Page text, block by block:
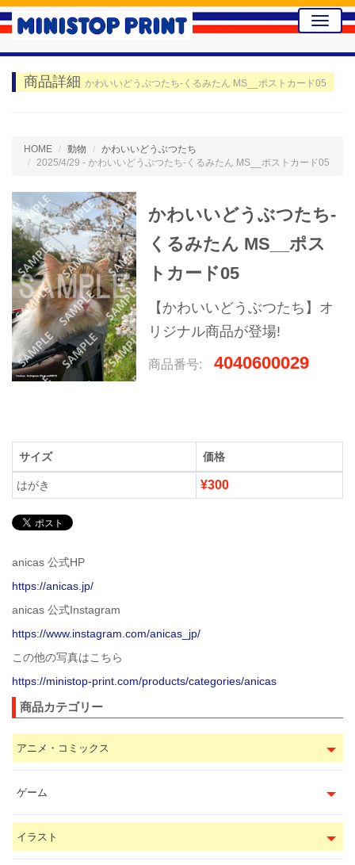
Toggle
商品詳細 かわいいどうぶつたち-くるみたん MS__ポストカード05
HOME 動物
かわいいどうぶつたち
2025/4/29 - かわいいどうぶつたち-くるみたん MS__ポストカード05
かわいいどうぶつたち-
くるみたん MS__ポス
トカード05
【かわいいどうぶつたち】オ
リジナル商品が登場!
商品番号: 4040600029
サイズ 価格
はがき ¥300
anicas 公式HP
https://anicas.jp/
anicas 公式Instagram
https://www.instagram.com/anicas_jp/
この他の写真はこちら
https://ministop-print.com/products/categories/anicas
商品カテゴリー
アニメ・コミックス
ゲーム
イラスト